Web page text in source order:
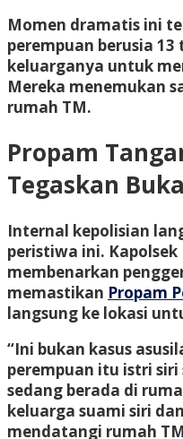
Momen dramatis ini
perempuan berusia
keluarganya untuk
Mereka menemukan
rumah TM.
Propam
Tegaskan
Internal kepolisian
peristiwa ini. Kapolsek
membenarkan
memastikan Propam
langsung ke lokasi
“Ini bukan kasus
perempuan itu istri
sedang berada di
keluarga suami siri
mendatangi rumah